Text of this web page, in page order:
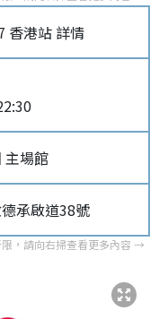
香港站 詳情
主場館
承啟道38號